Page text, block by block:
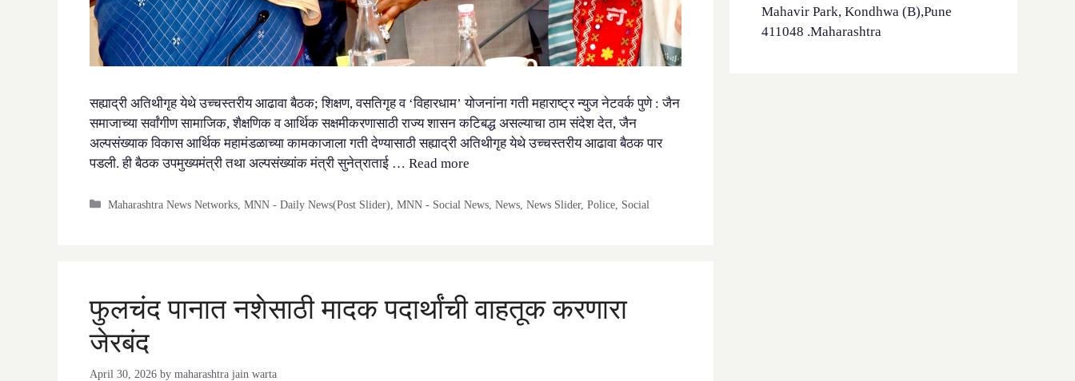
सह्याद्री अतिथीगृह येथे उच्चस्तरीय आढावा बैठक; शिक्षण, वसतिगृह व ‘विहारधाम’ योजनांना गती महाराष्ट्र न्युज नेटवर्क पुणे : जैन
समाजाच्या सर्वांगीण सामाजिक, शैक्षणिक व आर्थिक सक्षमीकरणासाठी राज्य शासन कटिबद्ध असल्याचा ठाम संदेश देत, जैन
अल्पसंख्याक विकास आर्थिक महामंडळाच्या कामकाजाला गती देण्यासाठी सह्याद्री अतिथीगृह येथे उच्चस्तरीय आढावा बैठक पार
पडली. ही बैठक उपमुख्यमंत्री तथा अल्पसंख्यांक मंत्री सुनेत्राताई … Read more
Categories
Maharashtra News Networks ,MNN - Daily News(Post Slider) ,MNN - Social News ,News ,News Slider,Police Social
फुलचंद पानात नशेसाठी मादक पदार्थांची वाहतूक करणारा
जेरबंद
April 30, 2026 by maharashtra jain warta
Mahavir Park, Kondhwa (B),Pune
411048 .Maharashtra